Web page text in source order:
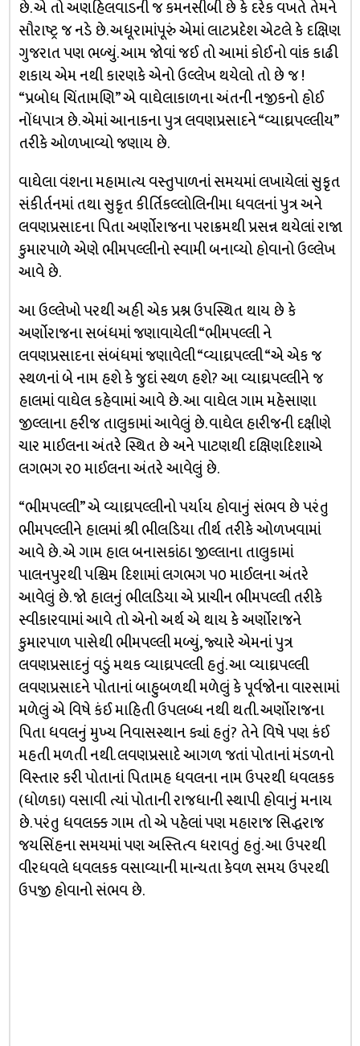
છે. એ તો અણહિલવાડની જ કમનસીબી છે કે દરેક વખતે તેમને
સૌરાષ્ટ્ર જ નડે છે. અધૂરામાંપૂરું એમાં લાટપ્રદેશ એટલે કે દક્ષિણ
ગુજરાત પણ ભળ્યું. આમ જોવાં જઈ તો આમાં કોઈનો વાંક કાઢી
શકાય એમ નથી કારણકે એનો ઉલ્લેખ થયેલો તો છે જ !
“પ્રબોધ ચિંતામણિ” એ વાઘેલાકાળના અંતની નજીકનો હોઈ
નોંધપાત્ર છે. એમાં આનાકના પુત્ર લવણપ્રસાદને “વ્યાઘ્રપલ્લીય”
તરીકે ઓળખાવ્યો જણાય છે.
વાઘેલા વંશના મહામાત્ય વસ્તુપાળનાં સમયમાં લખાયેલાં સુકૃત
સંકીર્તનમાં તથા સુકૃત કીર્તિકલ્લોલિનીમા ધવલનાં પુત્ર અને
લવણપ્રસાદના પિતા અર્ણોરાજના પરાક્રમથી પ્રસન્ન થયેલાં રાજા
કુમારપાળે એણે ભીમપલ્લીનો સ્વામી બનાવ્યો હોવાનો ઉલ્લેખ
આવે છે.
આ ઉલ્લેખો પરથી અહી એક પ્રશ્ન ઉપસ્થિત થાય છે કે
અર્ણોરાજના સબંધમાં જણાવાયેલી “ભીમપલ્લી ને
લવણપ્રસાદના સંબંધમાં જણાવેલી “વ્યાઘ્રપલ્લી “એ એક જ
સ્થળનાં બે નામ હશે કે જુદાં સ્થળ હશે? આ વ્યાઘ્રપલ્લીને જ
હાલમાં વાઘેલ કહેવામાં આવે છે. આ વાઘેલ ગામ મહેસાણા
જીલ્લાના હરીજ તાલુકામાં આવેલું છે. વાઘેલ હારીજની દક્ષીણે
ચાર માઈલના અંતરે સ્થિત છે અને પાટણથી દક્ષિણદિશાએ
લગભગ ર૦ માઈલના અંતરે આવેલું છે.
“ભીમપલ્લી” એ વ્યાઘ્રપલ્લીનો પર્યાય હોવાનું સંભવ છે પરંતુ
ભીમપલ્લીને હાલમાં શ્રી ભીલડિયા તીર્થ તરીકે ઓળખવામાં
આવે છે. એ ગામ હાલ બનાસકાંઠા જીલ્લાના તાલુકામાં
પાલનપુરથી પશ્ચિમ દિશામાં લગભગ ૫૦ માઈલના અંતરે
આવેલું છે. જો હાલનું ભીલડિયા એ પ્રાચીન ભીમપલ્લી તરીકે
સ્વીકારવામાં આવે તો એનો અર્થ એ થાય કે અર્ણોરાજને
કુમારપાળ પાસેથી ભીમપલ્લી મળ્યું, જ્યારે એમનાં પુત્ર
લવણપ્રસાદનું વડું મથક વ્યાઘ્રપલ્લી હતું. આ વ્યાઘ્રપલ્લી
લવણપ્રસાદને પોતાનાં બાહુબળથી મળેલું કે પૂર્વજોના વારસામાં
મળેલું એ વિષે કંઈ માહિતી ઉપલબ્ધ નથી થતી. અર્ણોરાજના
પિતા ધવલનું મુખ્ય નિવાસસ્થાન ક્યાં હતું? તેને વિષે પણ કંઈ
મહતી મળતી નથી. લવણપ્રસાદે આગળ જતાં પોતાનાં મંડળનો
વિસ્તાર કરી પોતાનાં પિતામહ ધવલના નામ ઉપરથી ધવલકક
(ધોળકા) વસાવી ત્યાં પોતાની રાજધાની સ્થાપી હોવાનું મનાય
છે. પરંતુ ધવલક્ક ગામ તો એ પહેલાં પણ મહારાજ સિદ્ધરાજ
જયસિંહના સમયમાં પણ અસ્તિત્વ ધરાવતું હતું. આ ઉપરથી
વીરધવલે ધવલકક વસાવ્યાની માન્યતા કેવળ સમય ઉપરથી
ઉપજી હોવાનો સંભવ છે.